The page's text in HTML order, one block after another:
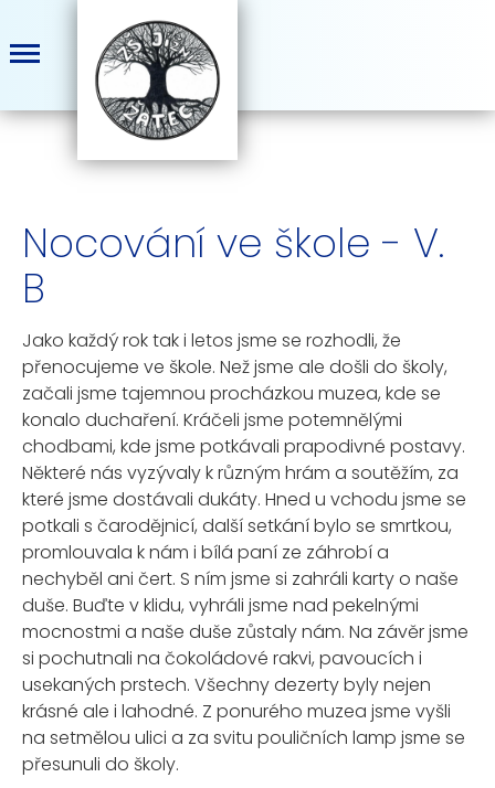
Nocování ve škole - V.
B
Jako každý rok tak i letos jsme se rozhodli, že
přenocujeme ve škole. Než jsme ale došli do školy,
začali jsme tajemnou procházkou muzea, kde se
konalo duchaření. Kráčeli jsme potemnělými
chodbami, kde jsme potkávali prapodivné postavy.
Některé nás vyzývaly k různým hrám a soutěžím, za
které jsme dostávali dukáty. Hned u vchodu jsme se
potkali s čarodějnicí, další setkání bylo se smrtkou,
promlouvala k nám i bílá paní ze záhrobí a
nechyběl ani čert. S ním jsme si zahráli karty o naše
duše. Buďte v klidu, vyhráli jsme nad pekelnými
mocnostmi a naše duše zůstaly nám. Na závěr jsme
si pochutnali na čokoládové rakvi, pavoucích i
usekaných prstech. Všechny dezerty byly nejen
krásné ale i lahodné. Z ponurého muzea jsme vyšli
na setmělou ulici a za svitu pouličních lamp jsme se
přesunuli do školy.